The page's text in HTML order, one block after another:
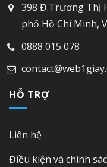
398 Đ.Trương Thị
phố Hồ Chí Minh,
0888 015 078
HỖ TRỢ
Liên hệ
Điều kiện và chính